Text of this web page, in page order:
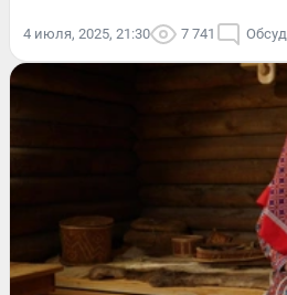
4 июля, 2025, 21:30 7 741